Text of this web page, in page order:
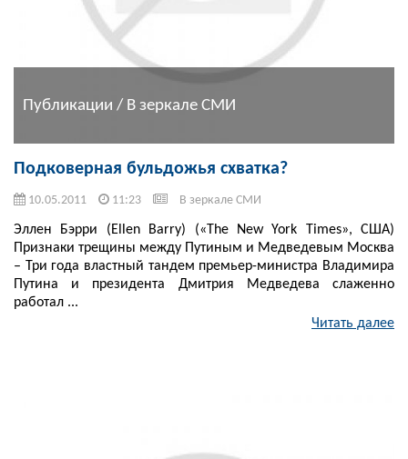
Публикации / В зеркале СМИ
Подковерная бульдожья схватка?
10.05.2011 11:23 В зеркале СМИ
Эллен Бэрри (Ellen Barry) («The New York Times», США)
Признаки трещины между Путиным и Медведевым Москва
– Три года властный тандем премьер-министра Владимира
Путина и президента Дмитрия Медведева слаженно
работал ...
Читать далее